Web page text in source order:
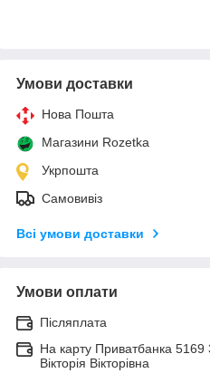
Умови доставки
Нова Пошта
Магазини Rozetka
Укрпошта
Самовивіз
Всі умови доставки
Умови оплати
Післяплата
На карту Приватбанка
Вікторія Вікторівна